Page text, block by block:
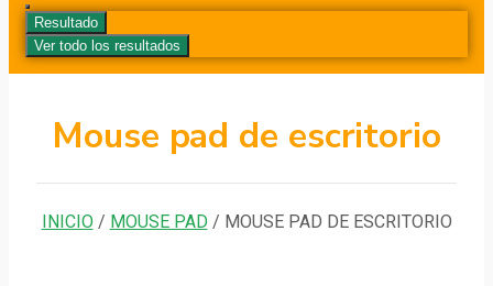
Resultado
Ver todo los resultados
Mouse pad de escritorio
INICIO/ MOUSE PAD/ MOUSE PAD DE ESCRITORIO